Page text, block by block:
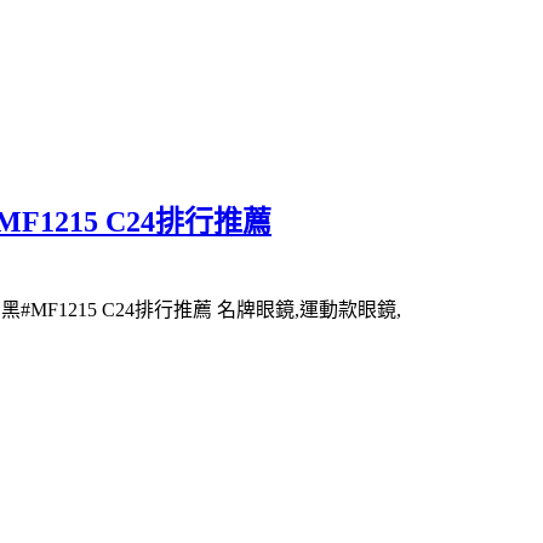
C24排行推薦
#MF1215 C24排行推薦 名牌眼鏡,運動款眼鏡,